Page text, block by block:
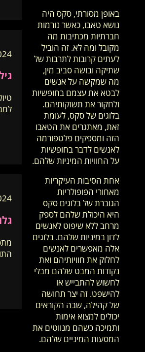
באופן מסורתי, סקס היה
נושא טאבו, כאשר נורמות
חברתיות מכתיבות מה
מקובל ומה לא. זה הוביל
לעתים קרובות לתרבות של
שתיקה ובושה סביב מין,
מה שמקשה על אנשים
לבטא את עצמם בחופשיות
ולחקור את תשוקותיהם.
בלוגים של סקס, לעומת
זאת, מאתגרים את הטאבו
הזה ומספקים פלטפורמה
לאנשים לדבר בחופשיות
על החוויות המיניות שלהם.
אחת הסיבות העיקריות
מאחורי הפופולריות
הגוברת של בלוגים סקס
היא היכולת שלהם לספק
מרחב ללא שיפוט לאנשים
לדון במיניות שלהם. בלוגים
אלה מאפשרים לאנשים
לחלוק את חוויותיהם ואת
נקודות המבט שלהם מבלי
לחשוש להתבייש או
להישפט. זה יצר תחושה
של קהילה, שבה הקוראים
יכולים למצוא אימות
ותמיכה כשהם מנווטים את
המסעות המיניים שלהם.